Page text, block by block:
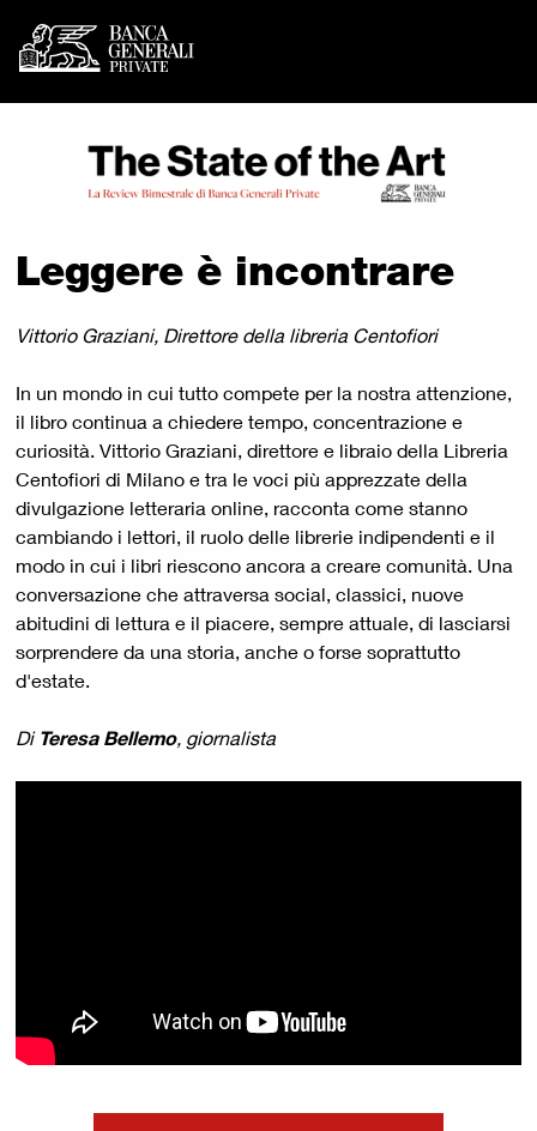
Banca Generali Private
Vai al contenuto principale
Leggere è incontrare
Vittorio Graziani, Direttore della libreria Centofiori
In un mondo in cui tutto compete per la nostra attenzione,
il libro continua a chiedere tempo, concentrazione e
curiosità. Vittorio Graziani, direttore e libraio della Libreria
Centofiori di Milano e tra le voci più apprezzate della
divulgazione letteraria online, racconta come stanno
cambiando i lettori, il ruolo delle librerie indipendenti e il
modo in cui i libri riescono ancora a creare comunità. Una
conversazione che attraversa social, classici, nuove
abitudini di lettura e il piacere, sempre attuale, di lasciarsi
sorprendere da una storia, anche o forse soprattutto
d'estate.
Di Teresa Bellemo, giornalista